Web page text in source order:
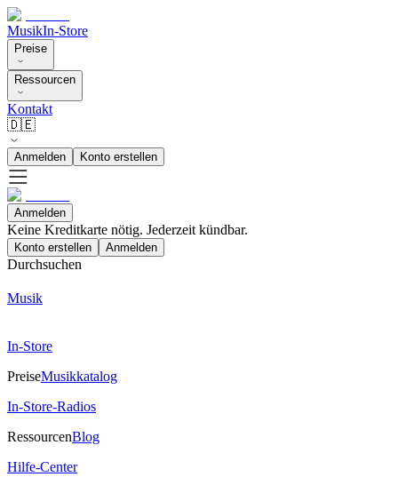
MusikIn-Store
Preise
Ressourcen
Kontakt
🇩🇪
Anmelden Konto erstellen
Anmelden
Keine Kreditkarte nötig. Jederzeit kündbar.
Konto erstellen Anmelden
Durchsuchen
Musik
In-Store
PreiseMusikkatalog
In-Store-Radios
RessourcenBlog
Hilfe-Center